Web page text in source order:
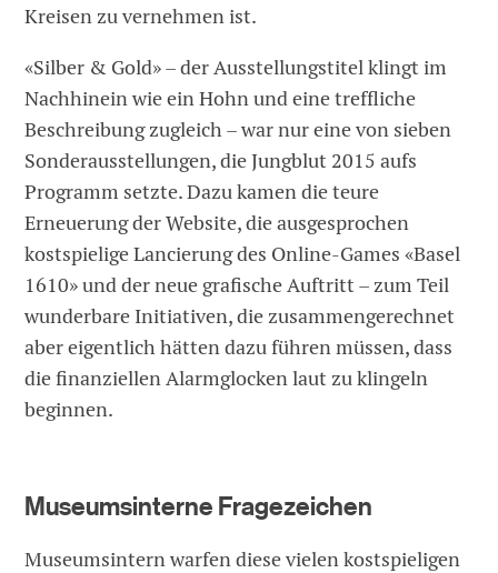
Kreisen zu vernehmen ist.
«Silber & Gold» – der Ausstellungstitel klingt im
Nachhinein wie ein Hohn und eine treffliche
Beschreibung zugleich – war nur eine von sieben
Sonderausstellungen, die Jungblut 2015 aufs
Programm setzte. Dazu kamen die teure
Erneuerung der Website, die ausgesprochen
kostspielige Lancierung des Online-Games «Basel
1610» und der neue grafische Auftritt – zum Teil
wunderbare Initiativen, die zusammengerechnet
aber eigentlich hätten dazu führen müssen, dass
die finanziellen Alarmglocken laut zu klingeln
beginnen.
Museumsinterne Fragezeichen
Museumsintern warfen diese vielen kostspieligen